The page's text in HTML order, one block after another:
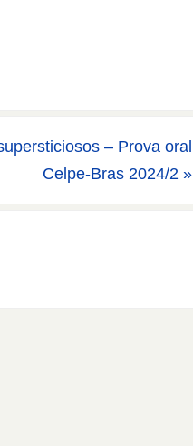
– Prova oral
Celpe-Bras 2024/2 »